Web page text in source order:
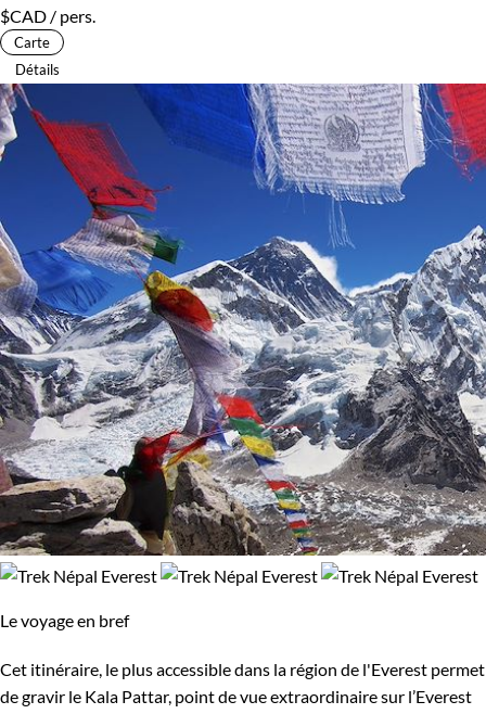
$CAD / pers.
Carte
Détails
Le voyage en bref
Cet itinéraire, le plus accessible dans la région de l'Everest permet
de gravir le Kala Pattar, point de vue extraordinaire sur l’Everest